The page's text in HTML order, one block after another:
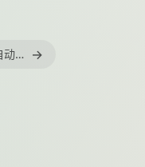
如何为 Python 项目配置自动版本号的发布流程 →